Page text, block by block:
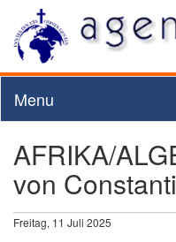
Menu
AFRIKA/
von
Freitag, 11 Juli 2025